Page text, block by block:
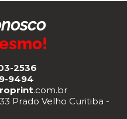
2536
9494
.com.br
Prado Velho Curitiba -